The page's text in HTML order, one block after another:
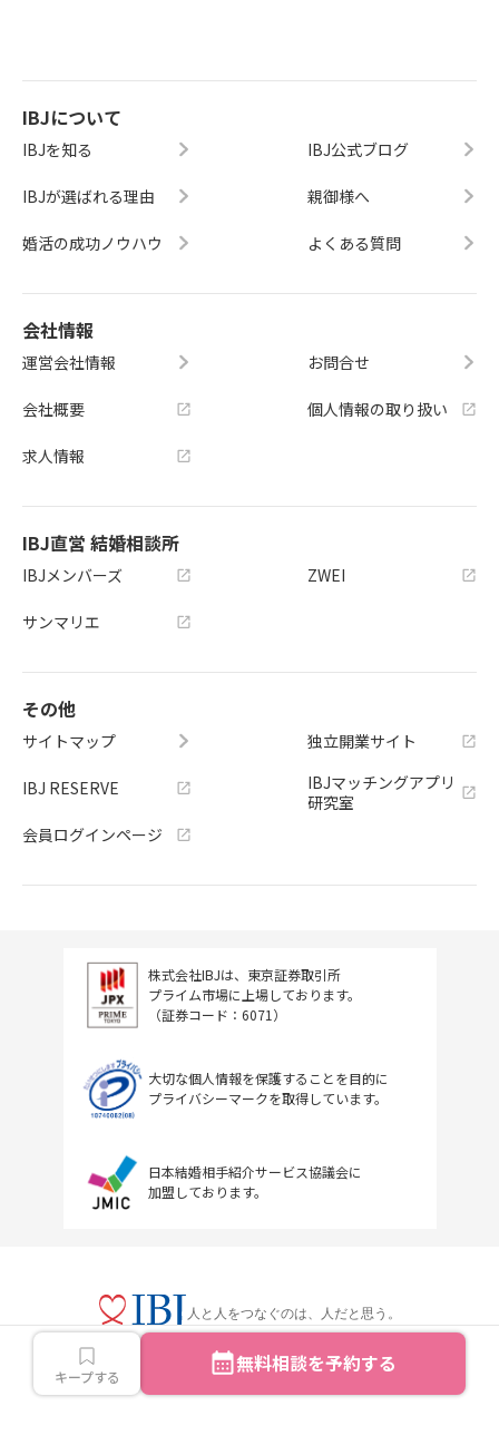
キープする 無料相談を予約する
IBJについて
IBJを知る
IBJが選ばれる理由
婚活の成功ノウハウ
IBJ公式ブログ
親御様へ
よくある質問
会社情報
運営会社情報
会社概要
求人情報
お問合せ
個人情報の取り扱い
IBJ直営 結婚相談所
IBJメンバーズ
サンマリエ
ZWEI
その他
サイトマップ
IBJ RESERVE
会員ログインページ
独立開業サイト
IBJマッチングアプリ
研究室
株式会社IBJは、東京証券取引所
プライム市場に上場しております。
（証券コード：6071）
大切な個人情報を保護することを目的に
プライバシーマークを取得しています。
日本結婚相手紹介サービス協議会に
加盟しております。
人と人をつなぐのは、人だと思う。